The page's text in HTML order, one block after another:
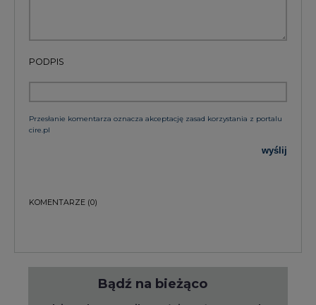
Przesłanie komentarza oznacza akceptację zasad korzystania z portalu
Podając adres e-mail wyrażają Państwo zgodę
na otrzymywanie treści marketingowych w
postaci newslettera pocztą elektroniczną od
Agencji Rynku Energii S.A z siedzibą w